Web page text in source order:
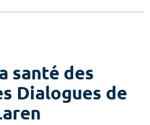
santé des
Dialogues de